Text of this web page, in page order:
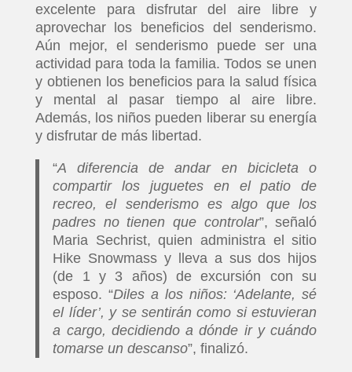
excelente para disfrutar del aire libre y
aprovechar los beneficios del senderismo.
Aún mejor, el senderismo puede ser una
actividad para toda la familia. Todos se unen
y obtienen los beneficios para la salud física
y mental al pasar tiempo al aire libre.
Además, los niños pueden liberar su energía
y disfrutar de más libertad.
“A diferencia de andar en bicicleta o
compartir los juguetes en el patio de
recreo, el senderismo es algo que los
padres no tienen que controlar”, señaló
Maria Sechrist, quien administra el sitio
Hike Snowmass y lleva a sus dos hijos
(de 1 y 3 años) de excursión con su
esposo. “Diles a los niños: ‘Adelante, sé
el líder’, y se sentirán como si estuvieran
a cargo, decidiendo a dónde ir y cuándo
tomarse un descanso”, finalizó.